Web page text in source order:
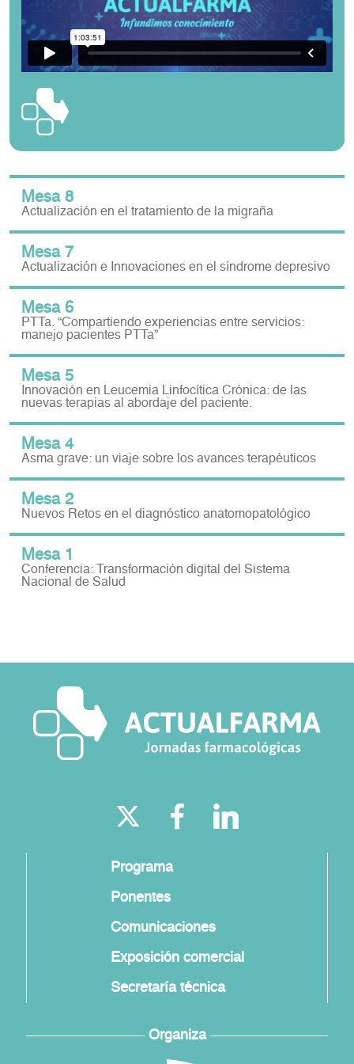
Mesa 8
Actualización en el tratamiento de la migraña
Mesa 7
Actualización e Innovaciones en el síndrome depresivo
Mesa 6
PTTa. “Compartiendo experiencias entre servicios:
manejo pacientes PTTa”
Mesa 5
Innovación en Leucemia Linfocítica Crónica: de las
nuevas terapias al abordaje del paciente.
Mesa 4
Asma grave: un viaje sobre los avances terapéuticos
Mesa 2
Nuevos Retos en el diagnóstico anatomopatológico
Mesa 1
Conferencia: Transformación digital del Sistema
Nacional de Salud
Programa
Ponentes
Comunicaciones
Exposición comercial
Secretaría técnica
Organiza